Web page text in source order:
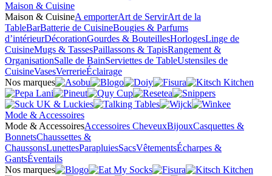
Maison & Cuisine
Maison & CuisineA emporterArt de ServirArt de la
TableBarBatterie de CuisineBougies & Parfums
d’intérieurDécorationGourdes & BouteillesHorlogesLinge de
CuisineMugs & TassesPaillassons & TapisRangement &
OrganisationSalle de BainServiettes de TableUstensiles de
CuisineVasesVerrerieÉclairage
Nos marques
Mode & Accessoires
Mode & AccessoiresAccessoires CheveuxBijouxCasquettes &
BonnetsChaussettes &
ChaussonsLunettesParapluiesSacsVêtementsÉcharpes &
GantsÉventails
Nos marques